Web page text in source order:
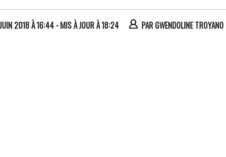
2018 À 16:44- MIS À JOUR À 18:24 PARGWENDOLINE TROYANO